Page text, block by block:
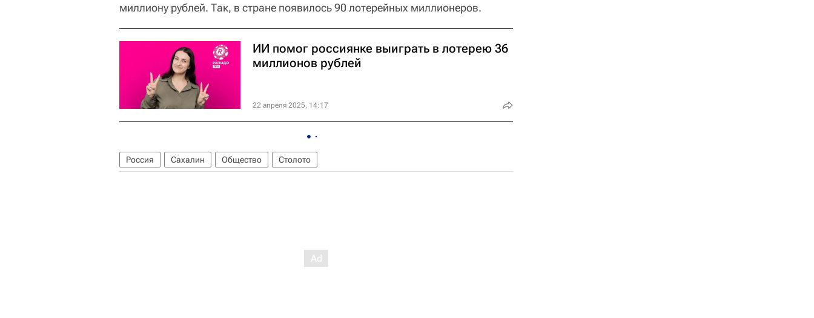
миллиону рублей. Так, в стране появилось 90 лотерейных миллионеров.
ИИ помог россиянке выиграть в лотерею 36
миллионов рублей
22 апреля 2025, 14:17
Россия Сахалин Общество Столото